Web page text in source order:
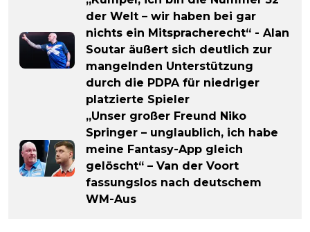
der Welt – wir haben bei gar
nichts ein Mitspracherecht“ - Alan
Soutar äußert sich deutlich zur
mangelnden Unterstützung
durch die PDPA für niedriger
platzierte Spieler
„Unser großer Freund Niko
Springer – unglaublich, ich habe
meine Fantasy-App gleich
gelöscht“ – Van der Voort
fassungslos nach deutschem
WM-Aus